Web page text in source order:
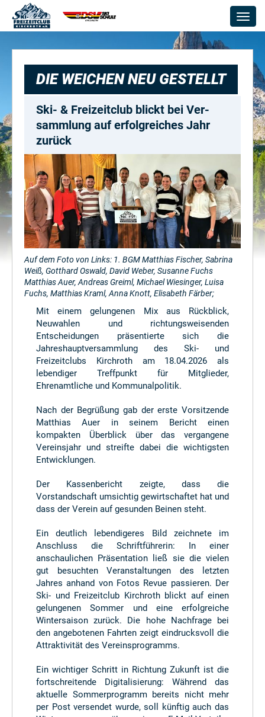
DIE WEI­CHEN NEU GE­STELLT
Ski- & Frei­zeit­club blickt bei Ver­
samm­lung auf er­folg­rei­ches Jahr
zu­rück
Auf dem Foto von Links: 1. BGM Matthias Fischer, Sabrina
Weiß, Gotthard Oswald, David Weber, Susanne Fuchs
Matthias Auer, Andreas Greiml, Michael Wiesinger, Luisa
Fuchs, Matthias Kraml, Anna Knott, Elisabeth Färber;
Mit einem gelungenen Mix aus Rückblick,
Neuwahlen und richtungsweisenden
Entscheidungen präsentierte sich die
Jahreshauptversammlung des Ski- und
Freizeitclubs Kirchroth am 18.04.2026 als
lebendiger Treffpunkt für Mitglieder,
Ehrenamtliche und Kommunalpolitik.
Nach der Begrüßung gab der erste Vorsitzende
Matthias Auer in seinem Bericht einen
kompakten Überblick über das vergangene
Vereinsjahr und streifte dabei die wichtigsten
Entwicklungen.
Der Kassenbericht zeigte, dass die
Vorstandschaft umsichtig gewirtschaftet hat und
dass der Verein auf gesunden Beinen steht.
Ein deutlich lebendigeres Bild zeichnete im
Anschluss die Schriftführerin: In einer
anschaulichen Präsentation ließ sie die vielen
gut besuchten Veranstaltungen des letzten
Jahres anhand von Fotos Revue passieren. Der
Ski- und Freizeitclub Kirchroth blickt auf einen
gelungenen Sommer und eine erfolgreiche
Wintersaison zurück. Die hohe Nachfrage bei
den angebotenen Fahrten zeigt eindrucksvoll die
Attraktivität des Vereinsprogramms.
Ein wichtiger Schritt in Richtung Zukunft ist die
fortschreitende Digitalisierung: Während das
aktuelle Sommerprogramm bereits nicht mehr
per Post versendet wurde, soll künftig auch das